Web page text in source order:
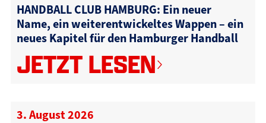
HANDBALL CLUB HAMBURG: Ein neuer
Name, ein weiterentwickeltes Wappen – ein
neues Kapitel für den Hamburger Handball
JETZT LESEN
3. August 2026